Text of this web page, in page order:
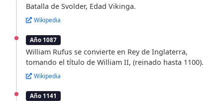
Batalla de Svolder, Edad Vikinga.
Wikipedia
Año 1087
William Rufus se convierte en Rey de Inglaterra,
tomando el título de William II, (reinado hasta 1100).
Wikipedia
Año 1141